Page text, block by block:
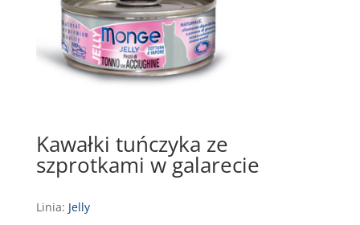
Kawałki tuńczyka ze
szprotkami w galarecie
Linia: Jelly